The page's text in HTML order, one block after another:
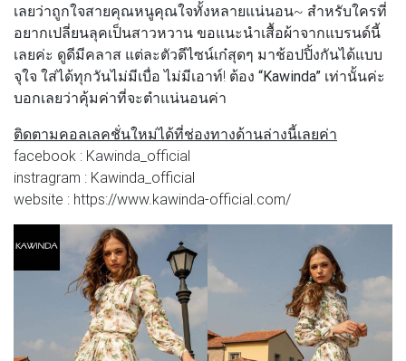
เลยว่าถูกใจสายคุณหนูคุณใจทั้งหลายแน่นอน~ สำหรับใครที่
อยากเปลี่ยนลุคเป็นสาวหวาน ขอแนะนำเสื้อผ้าจากแบรนด์นี้
เลยค่ะ ดูดีมีคลาส แต่ละตัวดีไซน์เก๋สุดๆ มาช้อปปิ้งกันได้แบบ
จุใจ ใส่ได้ทุกวันไม่มีเบื่อ ไม่มีเอาท์! ต้อง “Kawinda” เท่านั้นค่ะ
บอกเลยว่าคุ้มค่าที่จะตำแน่นอนค่า
ติดตามคอลเลคชั่นใหม่ได้ที่ช่องทางด้านล่างนี้เลยค่า
facebook : Kawinda_official
instragram : Kawinda_official
website : https://www.kawinda-official.com/